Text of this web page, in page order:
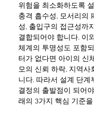
위험을 최소화하도록
충격 흡수성, 모서리의
성, 출입구의 접근성까
결합되어야 합니다. 이
체계의 투명성도 포함
터가 없다면 아이의 신
모의 신뢰 하락, 지역사
니다. 따라서 설계 단계
결정의 출발점이 되어
래의 3가지 핵심 기준